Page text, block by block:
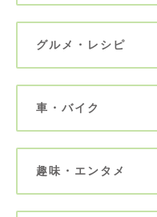
グルメ・レシピ
車・バイク
趣味・エンタメ